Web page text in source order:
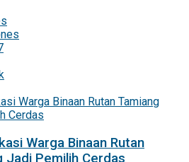
Warga Binaan Rutan
Jadi Pemilih Cerdas